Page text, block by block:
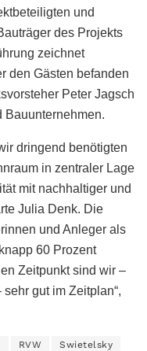
und
des Projekts
zeichnet
den Gästen befanden
Peter Jagsch
Bauunternehmen.
dringend benötigten
in zentraler Lage
mit nachhaltiger und
Julia Denk. Die
und Anleger als
60 Prozent
Zeitpunkt sind wir –
gut im Zeitplan“,
RVW Swietelsky